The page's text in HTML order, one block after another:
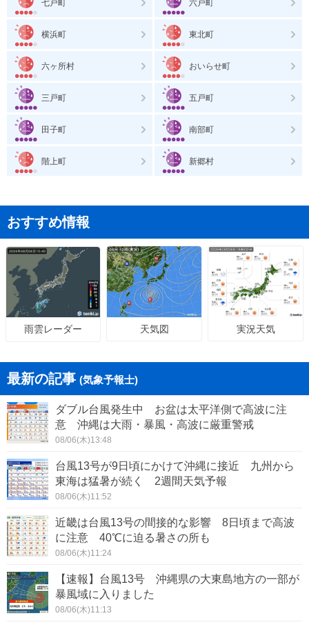
七戸町 六戸町
横浜町 東北町
六ヶ所村 おいらせ町
三戸町 五戸町
田子町 南部町
階上町 新郷村
おすすめ情報
雨雲レーダー 天気図 実況天気
最新の記事 (気象予報士)
ダブル台風発生中 お盆は太平洋側で高波に注
意 沖縄は大雨・暴風・高波に厳重警戒
08/06(木)13:48
台風13号が9日頃にかけて沖縄に接近 九州から
東海は猛暑が続く 2週間天気予報
08/06(木)11:52
近畿は台風13号の間接的な影響 8日頃まで高波
に注意 40℃に迫る暑さの所も
08/06(木)11:24
【速報】台風13号 沖縄県の大東島地方の一部が
暴風域に入りました
08/06(木)11:13